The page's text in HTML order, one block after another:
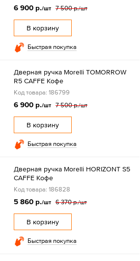
6 900 р./шт 7 500 р./шт
В корзину
Быстрая покупка
Дверная ручка Morelli TOMORROW
R5 CAFFE Кофе
Код товара: 186799
6 900 р./шт 7 500 р./шт
В корзину
Быстрая покупка
Дверная ручка Morelli HORIZONT S5
CAFFE Кофе
Код товара: 186828
5 860 р./шт 6 370 р./шт
В корзину
Быстрая покупка